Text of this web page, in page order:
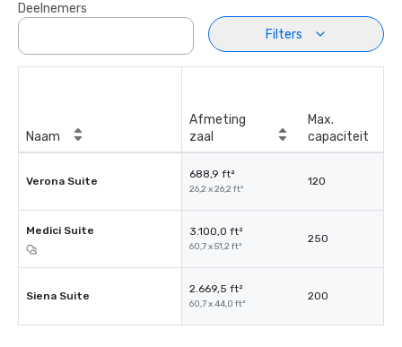
Deelnemers
Filters
Naam
Afmeting
zaal
Max.
capaciteit
Verona Suite
688,9 ft²
26,2 x 26,2 ft²
120
Medici Suite 3.100,0 ft²
60,7 x 51,2 ft²
250
Siena Suite
2.669,5 ft²
60,7 x 44,0 ft²
200